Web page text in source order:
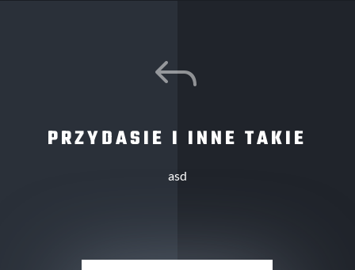
J
PRZYDASIE I INNE TAKIE
asd